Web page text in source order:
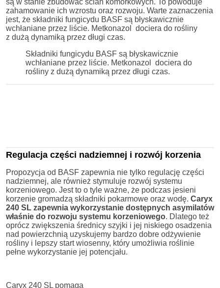
są w stanie zbudować ścian komórkowych. To powoduje
zahamowanie ich wzrostu oraz rozwoju. Warte zaznaczenia
jest, że składniki fungicydu BASF są błyskawicznie
wchłaniane przez liście. Metkonazol dociera do rośliny
z dużą dynamiką przez długi czas.
Składniki fungicydu BASF są błyskawicznie
wchłaniane przez liście. Metkonazol dociera do
rośliny z dużą dynamiką przez długi czas.
Regulacja części nadziemnej i rozwój korzenia
Propozycja od BASF zapewnia nie tylko regulację części
nadziemnej, ale również stymuluje rozwój systemu
korzeniowego. Jest to o tyle ważne, że podczas jesieni
korzenie gromadzą składniki pokarmowe oraz wodę. Caryx
240 SL zapewnia wykorzystanie dostępnych asymilatów
właśnie do rozwoju systemu korzeniowego. Dlatego też
oprócz zwiększenia średnicy szyjki i jej niskiego osadzenia
nad powierzchnią uzyskujemy bardzo dobre odżywienie
rośliny i lepszy start wiosenny, który umożliwia roślinie
pełne wykorzystanie jej potencjału.
Caryx 240 SL pomaga